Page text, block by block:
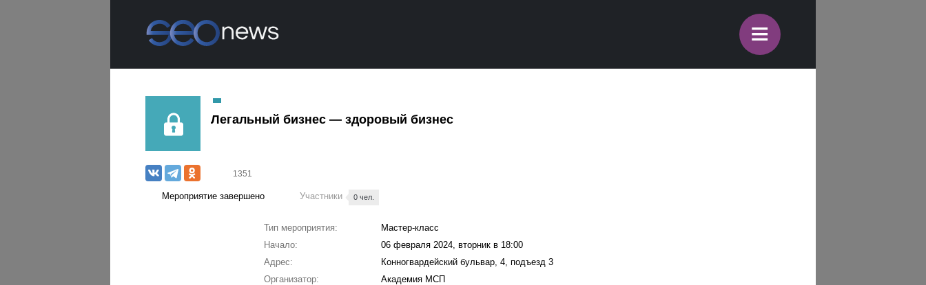
≡
Легальный бизнес — здоровый бизнес
1351
Мероприятие завершено Участники 0 чел.
Тип мероприятия:
Мастер-класс
Начало:
06 февраля 2024, вторник в 18:00
Адрес:
Конногвардейский бульвар, 4, подъезд 3
Организатор:
Академия МСП